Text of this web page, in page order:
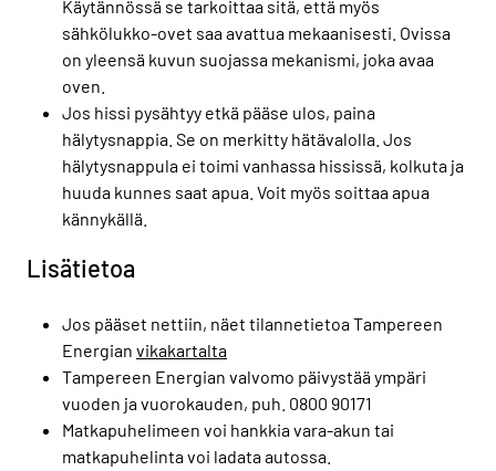
Käytännössä se tarkoittaa sitä, että myös
sähkölukko-ovet saa avattua mekaanisesti. Ovissa
on yleensä kuvun suojassa mekanismi, joka avaa
oven.
Jos hissi pysähtyy etkä pääse ulos, paina
hälytysnappia. Se on merkitty hätävalolla. Jos
hälytysnappula ei toimi vanhassa hississä, kolkuta ja
huuda kunnes saat apua. Voit myös soittaa apua
kännykällä.
Lisätietoa
Jos pääset nettiin, näet tilannetietoa Tampereen
Energian vikakartalta
Tampereen Energian valvomo päivystää ympäri
vuoden ja vuorokauden, puh. 0800 90171
Matkapuhelimeen voi hankkia vara-akun tai
matkapuhelinta voi ladata autossa.